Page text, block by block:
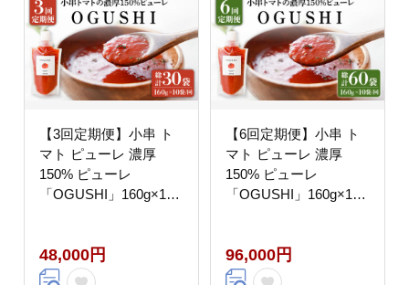
【3回定期便】小串 ト
マト ピューレ 濃厚
150% ピューレ
「OGUSHI」160g×10
48,000円
【6回定期便】小串 ト
マト ピューレ 濃厚
150% ピューレ
「OGUSHI」160g×10
96,000円